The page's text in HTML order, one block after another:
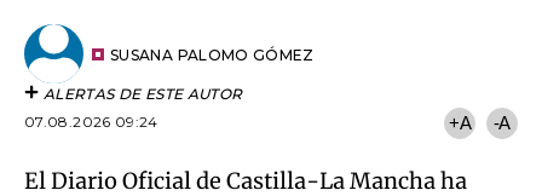
SUSANA PALOMO GÓMEZ
ALERTAS DE ESTE AUTOR
07.08.2026 09:24
+A -A
El Diario Oficial de Castilla-La Mancha ha